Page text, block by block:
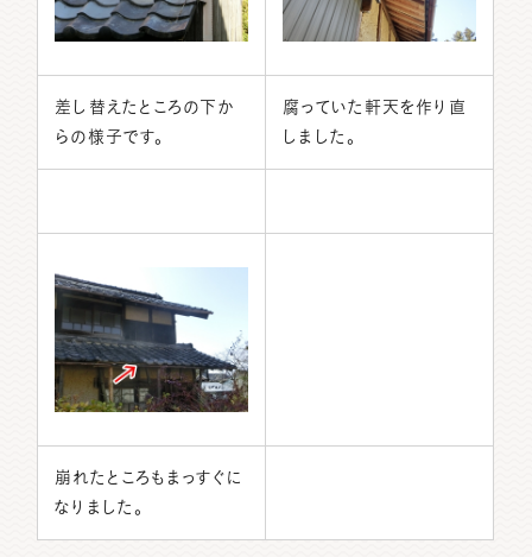
差し替えたところの下か
らの様子です。
腐っていた軒天を作り直
しました。
崩れたところもまっすぐに
なりました。